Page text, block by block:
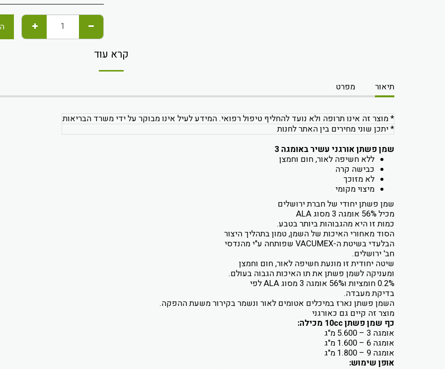
קרא עוד
תיאור מפרט
* מוצר זה אינו תרופה ולא נועד להחליף טיפול רפואי. המידע לעיל אינו מבוקר על ידי משרד הבריאות
* יתכן שוני מחירים בין האתר לחנות
שמן פשתן אורגני עשיר באומגה 3
ללא חשיפה לאור, חום וחמצן
כבישה קרה
לא מזוכך
מיצוי מקומי
שמן פשתן יחודי של חברת ירושלים
מכיל 56% אומגה 3 מסוג ALA
כמות זו היא מהגבוהות ביותר בטבע.
הסוד מאחורי האיכות של השמן, טמון בתהליך היצור
הבלעדי בשיטת ה-VACUMEX שפותחה ע"י מהנדסי
חב' ירושלים.
שיטה יחודית זו מונעת חשיפה לאור, חום וחמצן
ומעניקה לשמן פשתן את תו האיכות הגבוה בעולם.
0.2% חומציות ו56% אומגה 3 מסוג ALA לפי
בדיקת מעבדה.
השמן פשתן נארז במיכלים אטומים לאור ונשמר בקירור משעת ההפקה.
מוצר זה קיים גם כאורגני
כף שמן פשתן 10cc מכילה:
אומגה 3 – 5.600 מ"ג
אומגה 6 – 1.600 מ"ג
אומגה 9 – 1.800 מ"ג
אופן שימוש: